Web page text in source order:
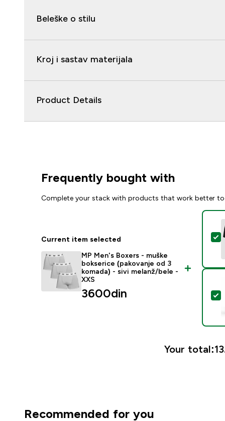
Beleške o stilu
Kroj i sastav materijala
Product Details
Frequently bought with
Complete your stack with products that work better
Current item selected
MP Men's Boxers - muške
bokserice (pakovanje od 3
komada) - sivi melanž/bele -
XXS
3600din‎
Your total:
Recommended for you